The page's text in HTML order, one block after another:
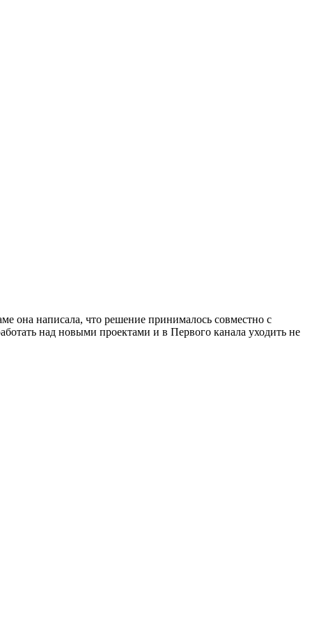
она написала, что решение принималось совместно с
над новыми проектами и в Первого канала уходить не